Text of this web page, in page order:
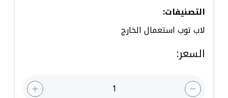
التصنيفات:
لاب توب استعمال الخارج
السعر:
1